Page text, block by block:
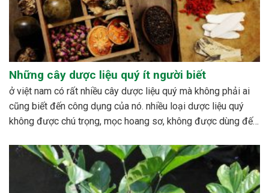
Những cây dược liệu quý ít người biết
ở việt nam có rất nhiều cây dược liệu quý mà không phải ai
cũng biết đến công dụng của nó. nhiều loại dược liệu quý
không được chú trọng, mọc hoang sơ, không được dùng đến,